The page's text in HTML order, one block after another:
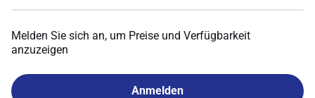
Melden Sie sich an, um Preise und Verfügbarkeit
anzuzeigen
Anmelden